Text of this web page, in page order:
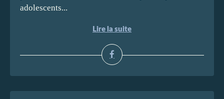
adolescents...
Lire la suite